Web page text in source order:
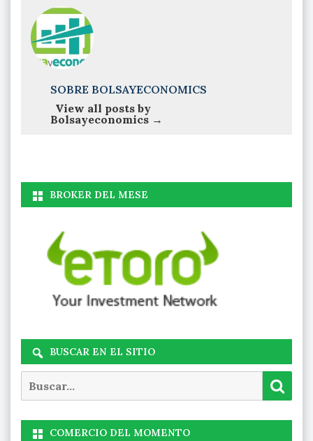
SOBRE BOLSAYECONOMICS
View all posts by
Bolsayeconomics →
BROKER DEL MESE
BUSCAR EN EL SITIO
COMERCIO DEL MOMENTO